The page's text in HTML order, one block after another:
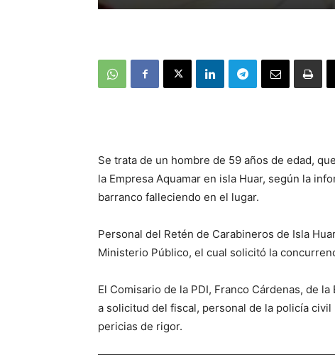
Se trata de un hombre de 59 años de edad,
la Empresa Aquamar en isla Huar, según la
barranco falleciendo en el lugar.
Personal del Retén de Carabineros de Isla
Ministerio Público, el cual solicitó la
El Comisario de la PDI, Franco Cárdenas, de
a solicitud del fiscal, personal de la policía
pericias de rigor.